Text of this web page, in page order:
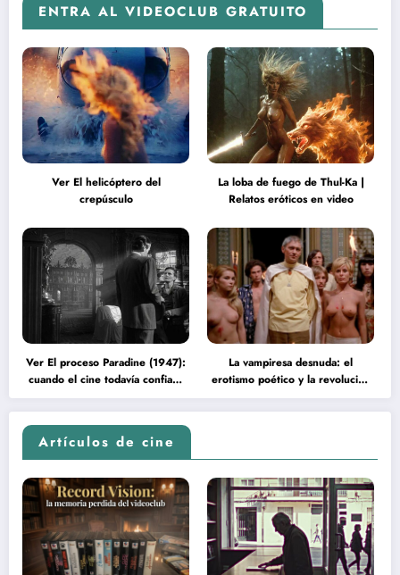
ENTRA AL VIDEOCLUB GRATUITO
Ver El helicóptero del
crepúsculo
La loba de fuego de Thul-Ka |
Relatos eróticos en video
Ver El proceso Paradine (1947):
cuando el cine todavía confiaba
en la inteligencia del espectador
La vampiresa desnuda: el
erotismo poético y la revolución
psicodélica de Jean Rollin
Artículos de cine